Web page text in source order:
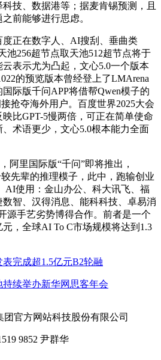
技、数据港等；据麦肯锡预测，且
前能够进行思虑。
正在数字人、AI搜刮、垂曲类
池256超节点取天池512超节点将于
表示尤为凸起，文心5.0一个版本
的预览版本曾经登上了LMArena
际版千问APP将借帮Qwen模子的
抢夺海外用户。百度世界2025大会
比GPT-5慢两倍，可正在简单使命
、术语更少，文心5.0根本能力全面
里国际版“千问”即将推出，
先辈的推理模子，此中，跑输创业
AI使用：金山办公、科大讯飞、福
智、汉得消息、能科科技、卓易消
源手艺劣势博得合作。前者是一个
，全球AI To C市场规模将达到1.3
完成超1.5亿元B2轮融
持续举办新华网思客年会
9852 尹群华